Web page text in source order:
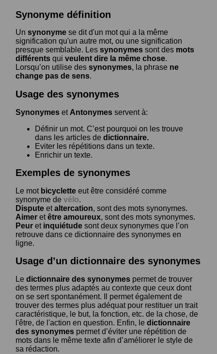
Synonyme définition
Un synonyme se dit d'un mot qui a la même
signification qu'un autre mot, ou une signification
presque semblable. Les synonymes sont des mots
différents qui veulent dire la même chose.
Lorsqu’on utilise des synonymes, la phrase ne
change pas de sens.
Usage des synonymes
Synonymes et Antonymes servent à:
Définir un mot. C’est pourquoi on les trouve
dans les articles de dictionnaire.
Eviter les répétitions dans un texte.
Enrichir un texte.
Exemples de synonymes
Le mot bicyclette eut être considéré comme
synonyme de vélo.
Dispute etaltercation, sont des mots synonymes.
Aimer etêtre amoureux, sont des mots synonymes.
Peur et inquiétude sont deux synonymes que l’on
retrouve dans ce dictionnaire des synonymes en
ligne.
Usage d’un dictionnaire des synonymes
Le dictionnaire des synonymes permet de trouver
des termes plus adaptés au contexte que ceux dont
on se sert spontanément. Il permet également de
trouver des termes plus adéquat pour restituer un trait
caractéristique, le but, la fonction, etc. de la chose, de
l'être, de l'action en question. Enfin, le dictionnaire
des synonymes permet d’éviter une répétition de
mots dans le même texte afin d’améliorer le style de
sa rédaction.